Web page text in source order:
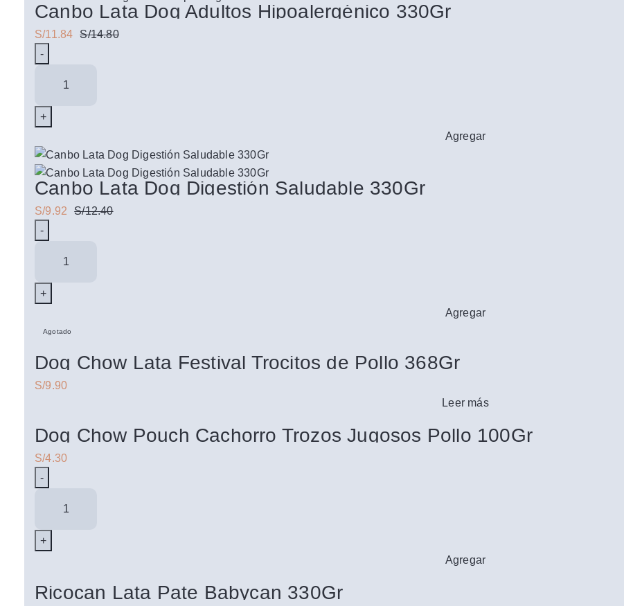
Canbo Lata Dog Adultos Hipoalergénico 330Gr
S/14.80
S/11.84
Dog
Adultos
330Gr
cantidad
Agregar
Canbo Lata Dog Digestión Saludable 330Gr
S/12.40
S/9.92
Dog
Digestión
330Gr
Agregar
Agotado
Dog Chow Lata Festival Trocitos de Pollo 368Gr
S/
Leer más
Dog Chow Pouch Cachorro Trozos Jugosos Pollo 100Gr
S/
Pouch
Cachorro
Pollo
Agregar
Ricocan Lata Pate Babycan 330Gr